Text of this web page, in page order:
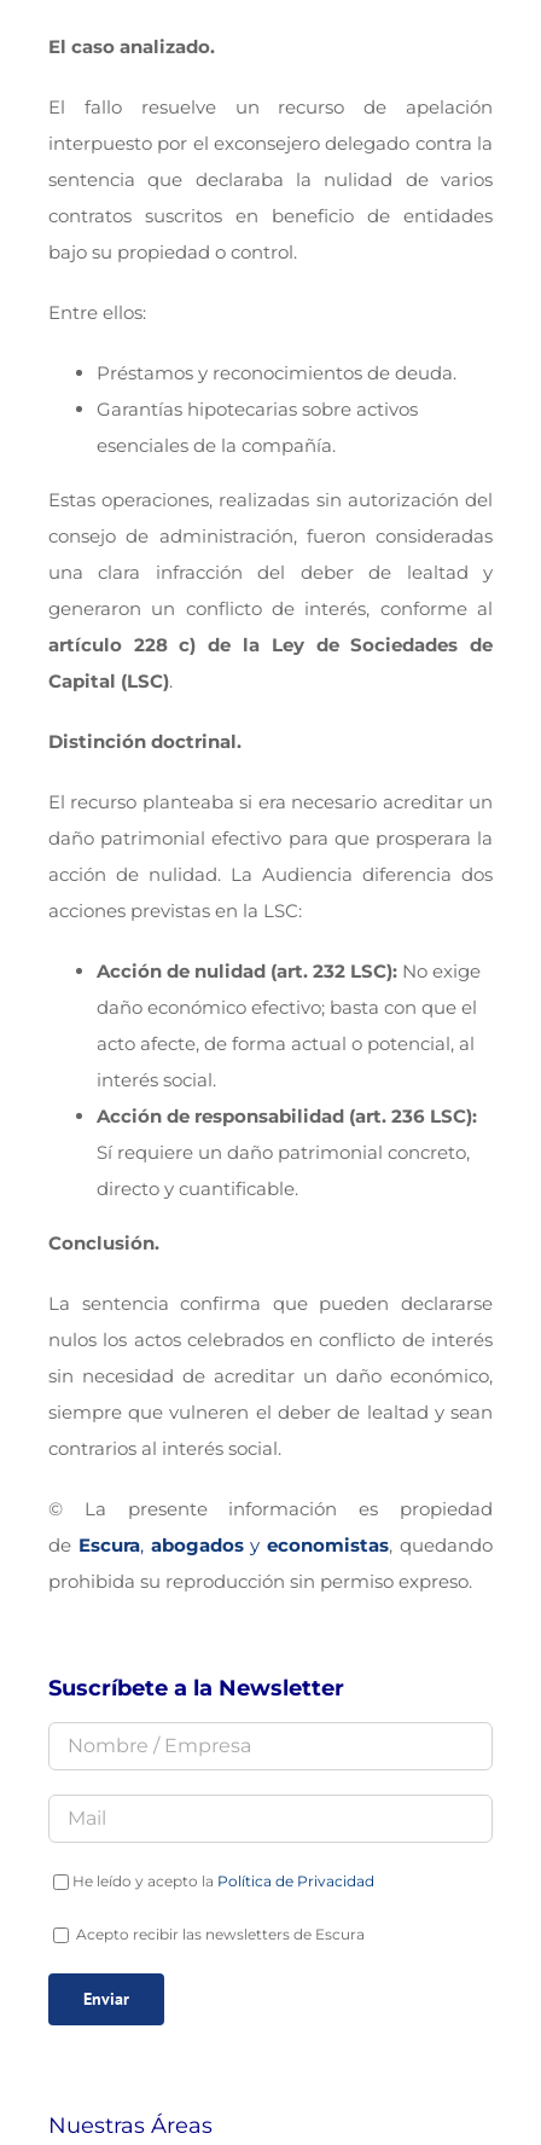
El caso analizado.
El fallo resuelve un recurso de apelación
interpuesto por el exconsejero delegado contra la
sentencia que declaraba la nulidad de varios
contratos suscritos en beneficio de entidades
bajo su propiedad o control.
Entre ellos:
Préstamos y reconocimientos de deuda.
Garantías hipotecarias sobre activos
esenciales de la compañía.
Estas operaciones, realizadas sin autorización del
consejo de administración, fueron consideradas
una clara infracción del deber de lealtad y
generaron un conflicto de interés, conforme al
artículo 228 c) de la Ley de Sociedades de
Capital (LSC).
Distinción doctrinal.
El recurso planteaba si era necesario acreditar un
daño patrimonial efectivo para que prosperara la
acción de nulidad. La Audiencia diferencia dos
acciones previstas en la LSC:
Acción de nulidad (art. 232 LSC):No exige
daño económico efectivo; basta con que el
acto afecte, de forma actual o potencial, al
interés social.
Acción de responsabilidad (art. 236 LSC):
Sí requiere un daño patrimonial concreto,
directo y cuantificable.
Conclusión.
La sentencia confirma que pueden declararse
nulos los actos celebrados en conflicto de interés
sin necesidad de acreditar un daño económico,
siempre que vulneren el deber de lealtad y sean
contrarios al interés social.
© La presente información es propiedad
de Escura, abogadosyeconomistas, quedando
prohibida su reproducción sin permiso expreso.
Suscríbete a la Newsletter
He leído y acepto la Política de Privacidad
Acepto recibir las newsletters de Escura
Nuestras Áreas